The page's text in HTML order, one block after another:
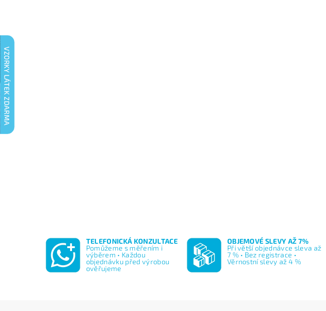
TELEFONICKÁ KONZULTACE
Pomůžeme s měřením i
výběrem • Každou
objednávku před výrobou
ověřujeme
OBJEMOVÉ SLEVY AŽ 7%
Při větší objednávce sleva až
7 % • Bez registrace •
Věrnostní slevy až 4 %